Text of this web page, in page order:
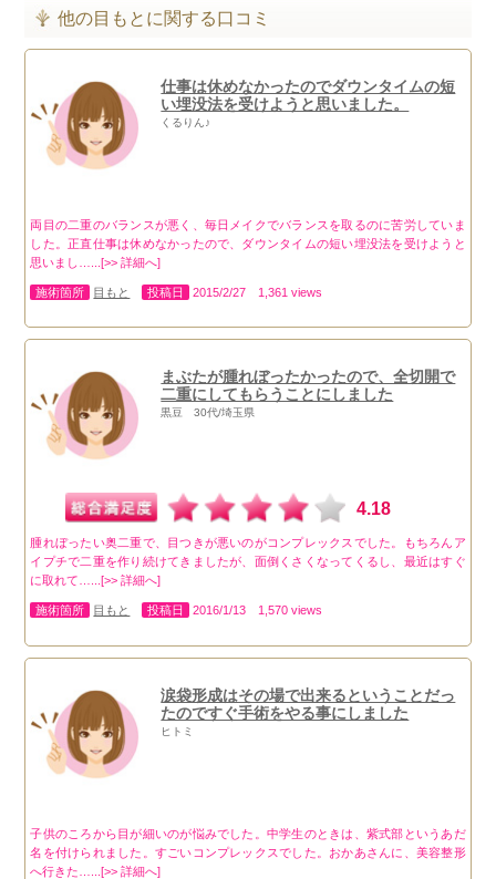
他の目もとに関する口コミ
仕事は休めなかったのでダウンタイムの短
い埋没法を受けようと思いました。
くるりん♪
両目の二重のバランスが悪く、毎日メイクでバランスを取るのに苦労していま
した。正直仕事は休めなかったので、ダウンタイムの短い埋没法を受けようと
思いまし…...[>> 詳細へ]
施術箇所 目もと 投稿日 2015/2/27 1,361 views
まぶたが腫れぼったかったので、全切開で
二重にしてもらうことにしました
黒豆 30代/埼玉県
4.18
腫れぼったい奥二重で、目つきが悪いのがコンプレックスでした。もちろんア
イプチで二重を作り続けてきましたが、面倒くさくなってくるし、最近はすぐ
に取れて…...[>> 詳細へ]
施術箇所 目もと 投稿日 2016/1/13 1,570 views
涙袋形成はその場で出来るということだっ
たのですぐ手術をやる事にしました
ヒトミ
子供のころから目が細いのが悩みでした。中学生のときは、紫式部というあだ
名を付けられました。すごいコンプレックスでした。おかあさんに、美容整形
へ行きた…...[>> 詳細へ]